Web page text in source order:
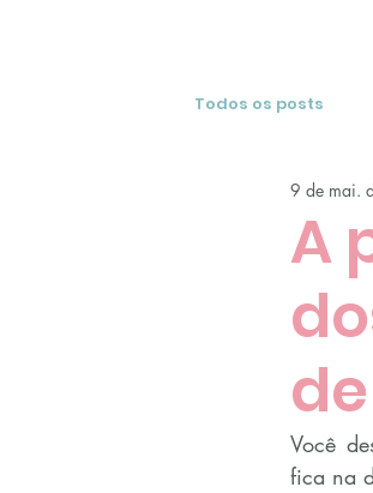
Todos os posts
Resenhas de
A
9 de mai.
Você
fica na